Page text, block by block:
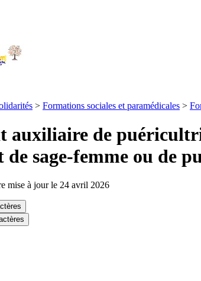
> Formations sociales et paramédicales >
auxiliaire de
de sage-femme ou de
mise à jour le 24 avril 2026